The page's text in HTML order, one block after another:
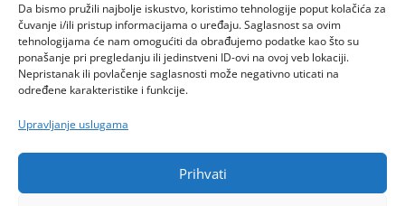
Da bismo pružili najbolje iskustvo, koristimo tehnologije poput kolačića za
čuvanje i/ili pristup informacijama o uređaju. Saglasnost sa ovim
tehnologijama će nam omogućiti da obrađujemo podatke kao što su
ponašanje pri pregledanju ili jedinstveni ID-ovi na ovoj veb lokaciji.
Nepristanak ili povlačenje saglasnosti može negativno uticati na
određene karakteristike i funkcije.
Upravljanje uslugama
Prihvati